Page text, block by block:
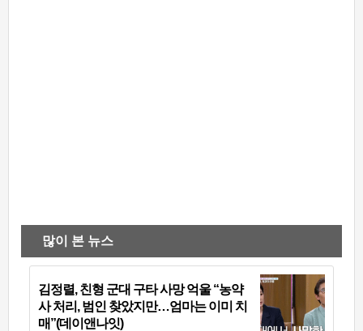
많이 본 뉴스
김정렬, 친형 군대 구타 사망 억울 “농약
사 처리, 범인 찾았지만…엄마는 이미 치
매”(데이앤나잇)